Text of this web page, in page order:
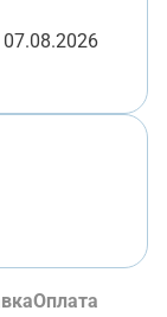
07.08.2026
Оплата